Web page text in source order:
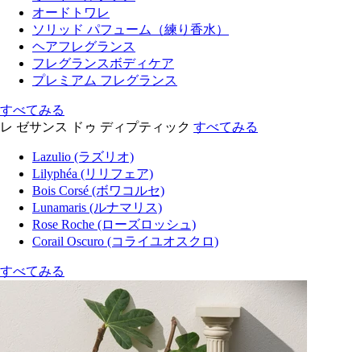
オードトワレ
ソリッド パフューム（練り香水）
ヘアフレグランス
フレグランスボディケア
プレミアム フレグランス
すべてみる
レ ゼサンス ドゥ ディプティック すべてみる
Lazulio (ラズリオ)
Lilyphéa (リリフェア)
Bois Corsé (ボワコルセ)
Lunamaris (ルナマリス)
Rose Roche (ローズロッシュ)
Corail Oscuro (コライユオスクロ)
すべてみる